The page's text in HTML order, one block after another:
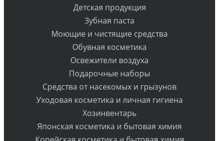
Детская продукция
Зубная паста
Моющие и чистящие средства
Обувная косметика
Освежители воздуха
Подарочные наборы
Средства от насекомых и грызунов
Уходовая косметика и личная гигиена
Хозинвентарь
Японская косметика и бытовая химия